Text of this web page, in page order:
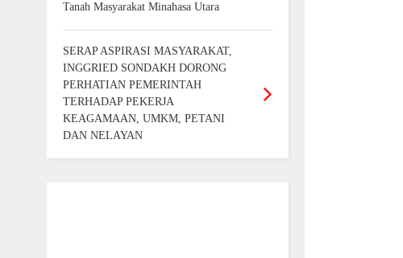
Tanah Masyarakat Minahasa Utara
SERAP ASPIRASI MASYARAKAT,
INGGRIED SONDAKH DORONG
PERHATIAN PEMERINTAH
TERHADAP PEKERJA
KEAGAMAAN, UMKM, PETANI
DAN NELAYAN